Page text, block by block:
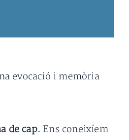
evocació i memòria
de cap. Ens coneixíem